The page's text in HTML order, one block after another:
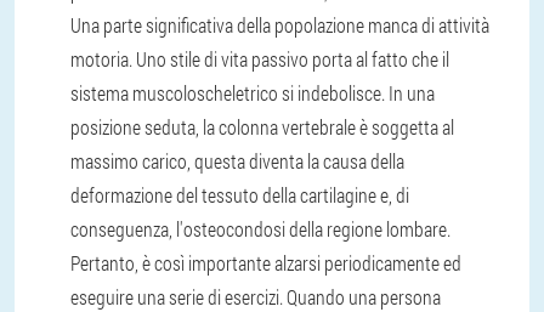
Una parte significativa della popolazione manca di attività
motoria. Uno stile di vita passivo porta al fatto che il
sistema muscoloscheletrico si indebolisce. In una
posizione seduta, la colonna vertebrale è soggetta al
massimo carico, questa diventa la causa della
deformazione del tessuto della cartilagine e, di
conseguenza, l'osteocondosi della regione lombare.
Pertanto, è così importante alzarsi periodicamente ed
eseguire una serie di esercizi. Quando una persona